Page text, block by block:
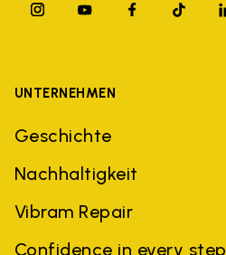
UNTERNEHMEN
Geschichte
Nachhaltigkeit
Vibram Repair
Confidence in every step